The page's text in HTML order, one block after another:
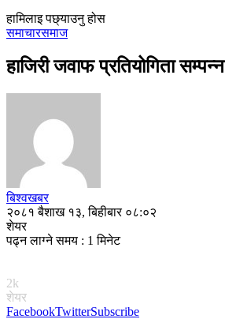
हामिलाइ पछ्याउनु होस
समाचारसमाज
हाजिरी जवाफ प्रतियोगिता सम्पन्न
बिश्वखबर
२०८१ बैशाख १३, बिहीबार ०८:०२
शेयर
पढ्न लाग्ने समय : 1 मिनेट
2k
शेयर
FacebookTwitterSubscribe